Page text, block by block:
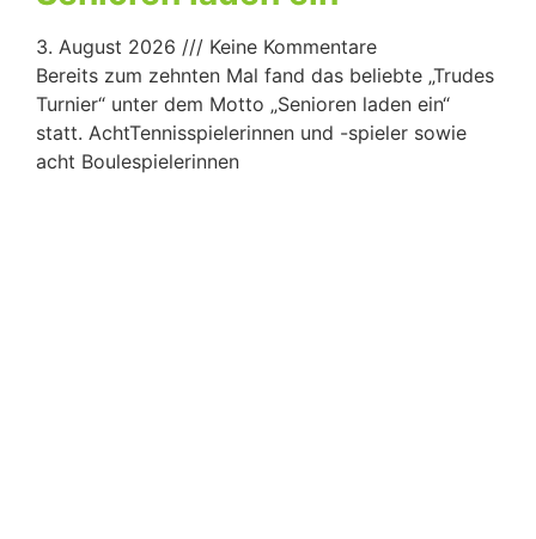
3. August 2026
Keine Kommentare
Bereits zum zehnten Mal fand das beliebte „Trudes
Turnier“ unter dem Motto „Senioren laden ein“
statt. AchtTennisspielerinnen und -spieler sowie
acht Boulespielerinnen